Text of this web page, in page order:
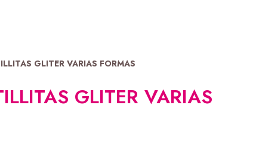
GLITER VARIAS FORMAS
GLITER VARIAS